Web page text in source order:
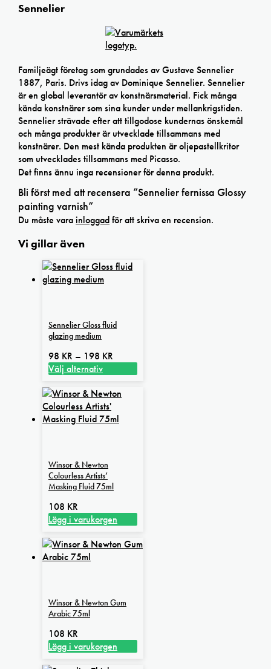
Sennelier
Familjeägt företag som grundades av Gustave Sennelier
1887, Paris. Drivs idag av Dominique Sennelier. Sennelier
är en global leverantör av konstnärsmaterial. Fick många
kända konstnärer som sina kunder under mellankrigstiden.
Sennelier strävade efter att tillgodose kundernas önskemål
och många produkter är utvecklade tillsammans med
konstnärer. Den mest kända produkten är oljepastellkritor
som utvecklades tillsammans med Picasso.
Det finns ännu inga recensioner för denna produkt.
Bli först med att recensera ”Sennelier fernissa Glossy
painting varnish”
Du måste varainloggadför att skriva en recension.
Vi gillar även
Sennelier Gloss fluid
glazing medium
98 KR – 198 KR
198 kr
Välj alternativ
här
produkten
har
olika
alternativen
väljas
på
Winsor & Newton
Colourless Artists’
Masking Fluid 75ml
108 KR
Lägg i varukorgen
Winsor & Newton Gum
Arabic 75ml
108 KR
Lägg i varukorgen